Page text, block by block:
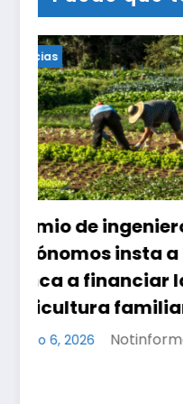
Noticias
INAMEH
Condiciones
próximas 24
este jueves 6
2026